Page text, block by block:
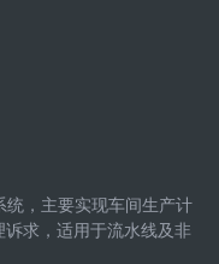
，主要实现车间生产计
求，适用于流水线及非